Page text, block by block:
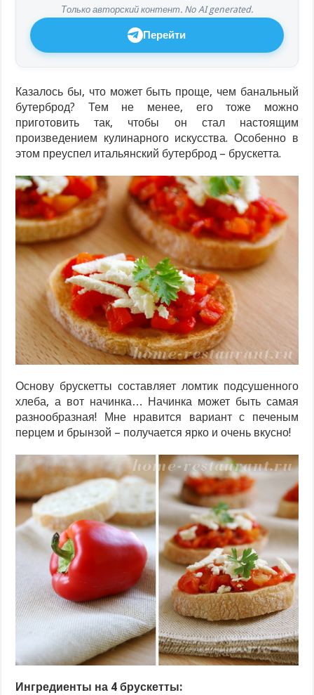
Только авторский контент. No AI generated.
Перейти
Казалось бы, что может быть проще, чем банальный
бутерброд? Тем не менее, его тоже можно
приготовить так, чтобы он стал настоящим
произведением кулинарного искусства. Особенно в
этом преуспел итальянский бутерброд – брускетта.
Основу брускетты составляет ломтик подсушенного
хлеба, а вот начинка… Начинка может быть самая
разнообразная! Мне нравится вариант с печеным
перцем и брынзой – получается ярко и очень вкусно!
Ингредиенты на 4 брускетты: